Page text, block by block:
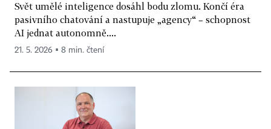
Svět umělé inteligence dosáhl bodu zlomu. Končí éra
pasivního chatování a nastupuje „agency“ – schopnost
AI jednat autonomně....
21. 5. 2026 ▪ 8 min. čtení